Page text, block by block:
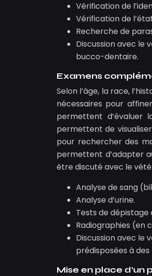
Vérification de
Vérification de
Recherche de
Discussion avec le
bucco-dentaire.
Examens
Selon l’âge, la race,
nécessaires pour
permettent d’évaluer
permettent de
pour rechercher des
permettent d’adapter
être discuté avec le
Analyse de sang
Analyse d’urine.
Tests de dépistage
Radiographies (en
Discussion avec le
prédisposées à
Mise en place